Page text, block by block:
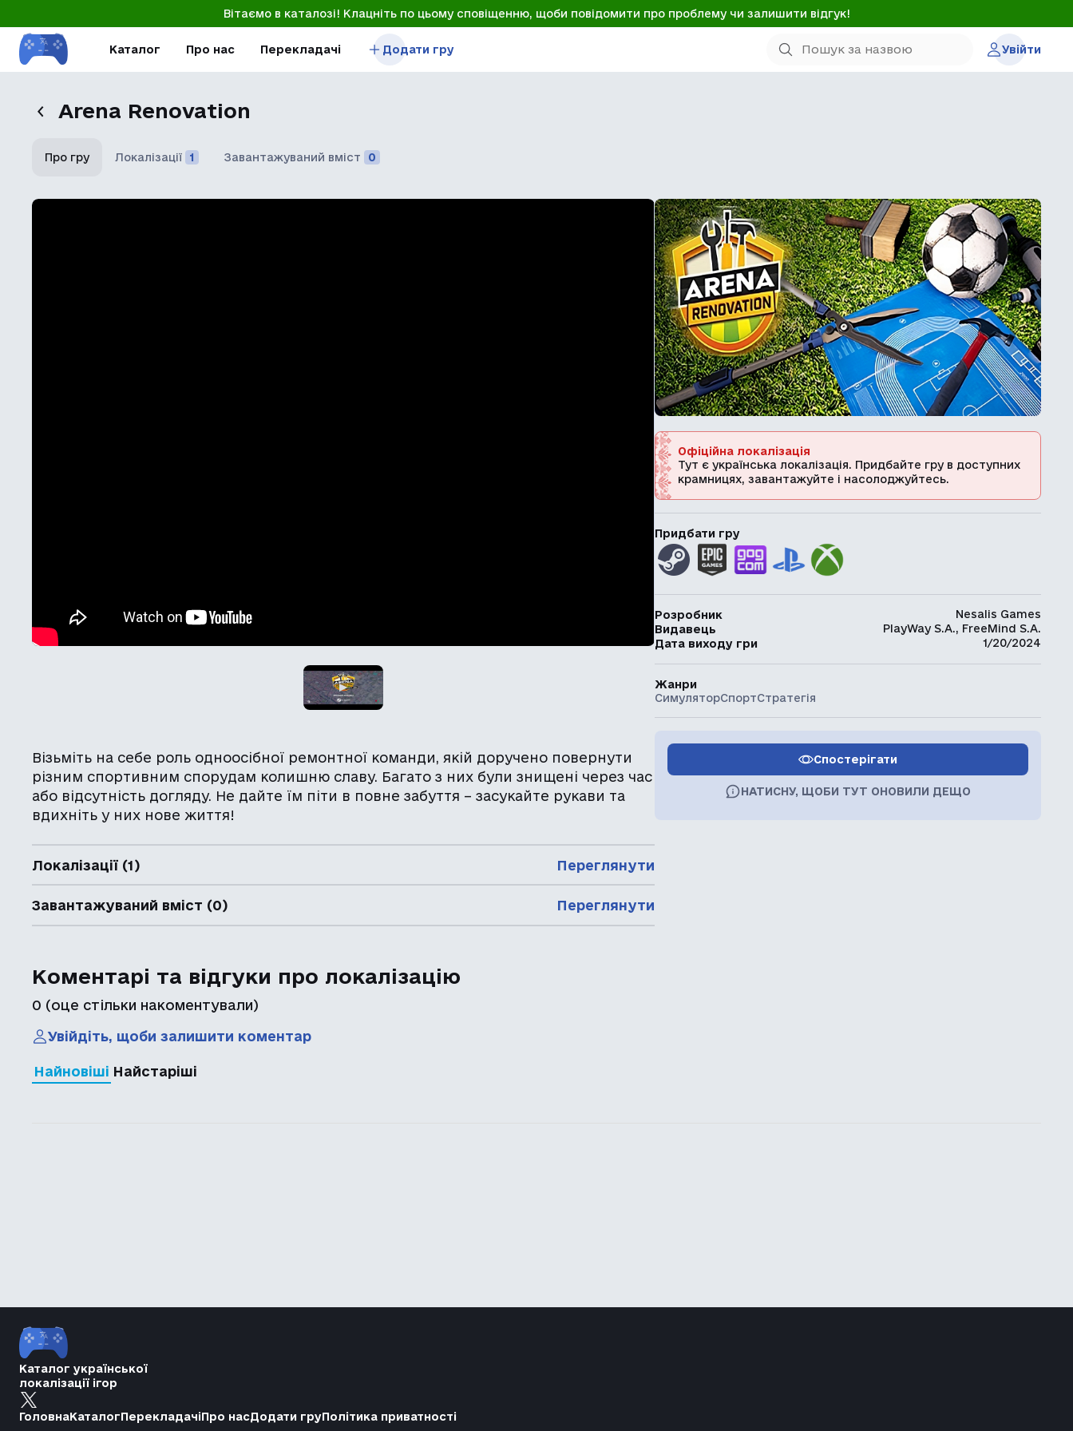
Вітаємо в каталозі! Клацніть по цьому сповіщенню, щоби повідомити про проблему чи залишити відгук!
Каталог Про нас Перекладачі Додати гру Увійти
Arena Renovation
Про гру Локалізації 1 Завантажуваний вміст 0
Візьміть на себе роль одноосібної ремонтної команди, якій доручено повернути
різним спортивним спорудам колишню славу. Багато з них були знищені через час
або відсутність догляду. Не дайте їм піти в повне забуття – засукайте рукави та
вдихніть у них нове життя!
Локалізації (1) Переглянути
Завантажуваний вміст (0) Переглянути
Коментарі та відгуки про локалізацію
0 (оце стільки накоментували)
Увійдіть, щоби залишити коментар
Найновіші Найстаріші
Офіційна локалізація
Тут є українська локалізація. Придбайте гру в доступних
крамницях, завантажуйте і насолоджуйтесь.
Придбати гру
Розробник
Nesalis Games
Видавець
PlayWay S.A., FreeMind S.A.
Дата виходу гри
1/20/2024
Жанри
СимуляторСпортСтратегія
Спостерігати
НАТИСНУ, ЩОБИ ТУТ ОНОВИЛИ ДЕЩО
Каталог української
локалізації ігор
ГоловнаКаталогПерекладачіПро насДодати груПолітика приватності